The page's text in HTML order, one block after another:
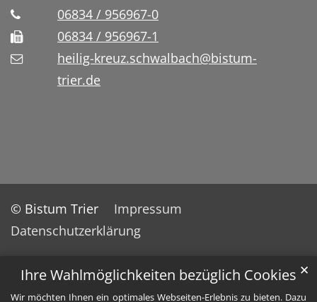
Ihre Wahlmöglichkeiten bezüglich Cookies
Wir möchten Ihnen ein optimales Webseiten-Erlebnis zu bieten. Dazu
✕
06834 / 956967-0
06834 / 956967-1
heilig-kreuz.schwalbach@bistum-
trier.de
© Bistum Trier
Impressum
Datenschutzerklärung